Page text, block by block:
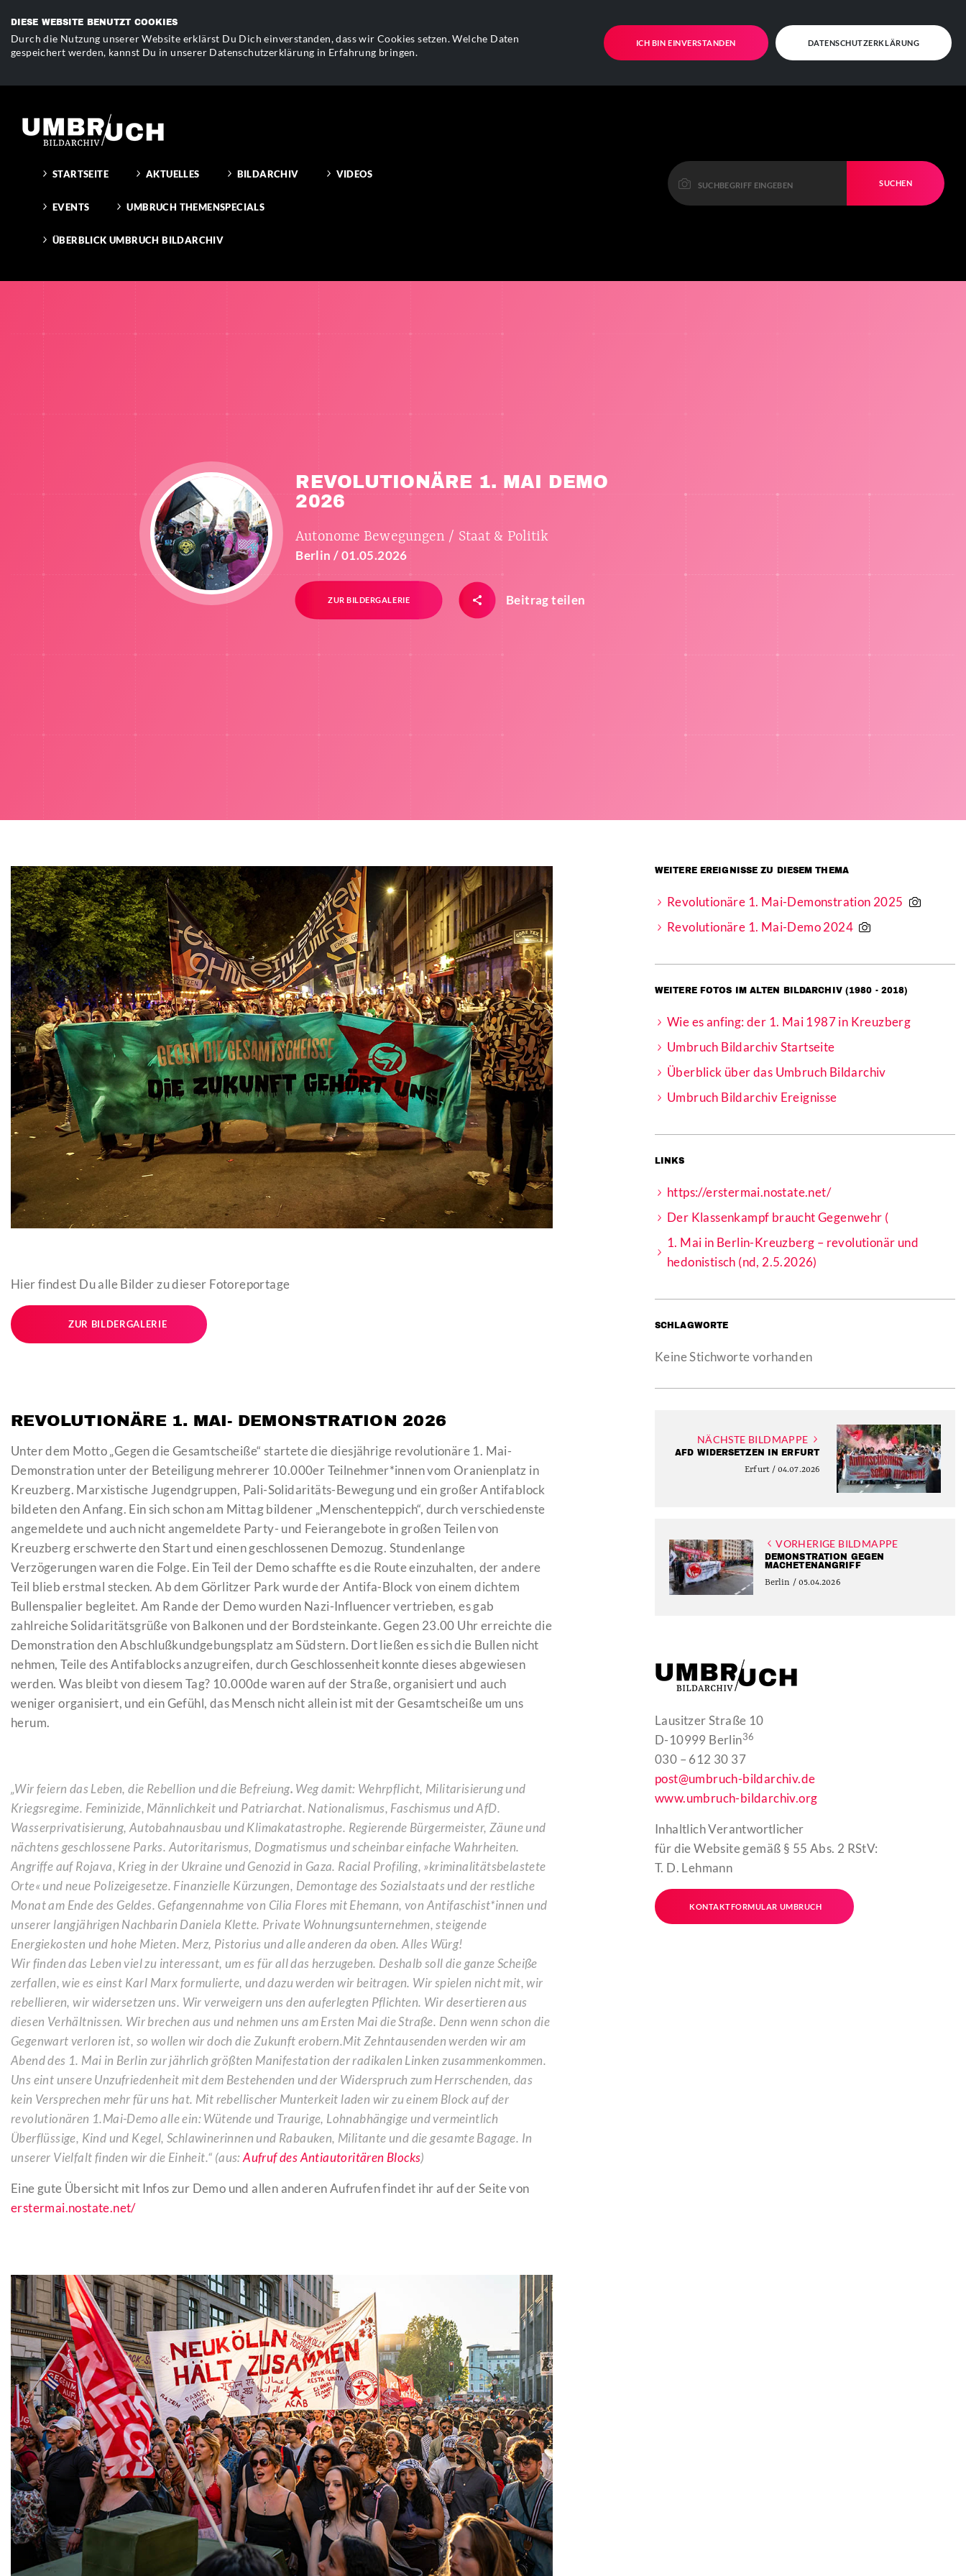
DIESE WEBSITE BENUTZT COOKIES
Durch die Nutzung unserer Website erklärst Du Dich einverstanden, dass wir Cookies setzen. Welche Daten
gespeichert werden, kannst Du in unserer Datenschutzerklärung in Erfahrung bringen.
ICH BIN EINVERSTANDEN DATENSCHUTZERKLÄRUNG
STARTSEITE AKTUELLES BILDARCHIV VIDEOS
EVENTS UMBRUCH THEMENSPECIALS
ÜBERBLICK UMBRUCH BILDARCHIV
SUCHEN
REVOLUTIONÄRE 1. MAI DEMO
2026
Autonome Bewegungen / Staat & Politik
Berlin / 01.05.2026
ZUR BILDERGALERIE Beitrag teilen
Hier findest Du alle Bilder zu dieser Fotoreportage
ZUR BILDERGALERIE
REVOLUTIONÄRE 1. MAI- DEMONSTRATION 2026
Unter dem Motto „Gegen die Gesamtscheiße“ startete die diesjährige revolutionäre 1. Mai-
Demonstration unter der Beteiligung mehrerer 10.000er Teilnehmer*innen vom Oranienplatz in
Kreuzberg. Marxistische Jugendgruppen, Pali-Solidaritäts-Bewegung und ein großer Antifablock
bildeten den Anfang. Ein sich schon am Mittag bildener „Menschenteppich“, durch verschiedenste
angemeldete und auch nicht angemeldete Party- und Feierangebote in großen Teilen von
Kreuzberg erschwerte den Start und einen geschlossenen Demozug. Stundenlange
Verzögerungen waren die Folge. Ein Teil der Demo schaffte es die Route einzuhalten, der andere
Teil blieb erstmal stecken. Ab dem Görlitzer Park wurde der Antifa-Block von einem dichtem
Bullenspalier begleitet. Am Rande der Demo wurden Nazi-Influencer vertrieben, es gab
zahlreiche Solidaritätsgrüße von Balkonen und der Bordsteinkante. Gegen 23.00 Uhr erreichte die
Demonstration den Abschlußkundgebungsplatz am Südstern. Dort ließen es sich die Bullen nicht
nehmen, Teile des Antifablocks anzugreifen, durch Geschlossenheit konnte dieses abgewiesen
werden. Was bleibt von diesem Tag? 10.000de waren auf der Straße, organisiert und auch
weniger organisiert, und ein Gefühl, das Mensch nicht allein ist mit der Gesamtscheiße um uns
herum.
„Wir feiern das Leben, die Rebellion und die Befreiung. Weg damit: Wehrpflicht, Militarisierung und
Kriegsregime. Feminizide, Männlichkeit und Patriarchat. Nationalismus, Faschismus und AfD.
Wasserprivatisierung, Autobahnausbau und Klimakatastrophe. Regierende Bürgermeister, Zäune und
nächtens geschlossene Parks. Autoritarismus, Dogmatismus und scheinbar einfache Wahrheiten.
Angriffe auf Rojava, Krieg in der Ukraine und Genozid in Gaza. Racial Profiling, »kriminalitätsbelastete
Orte« und neue Polizeigesetze. Finanzielle Kürzungen, Demontage des Sozialstaats und der restliche
Monat am Ende des Geldes. Gefangennahme von Cilia Flores mit Ehemann, von Antifaschist*innen und
unserer langjährigen Nachbarin Daniela Klette. Private Wohnungsunternehmen, steigende
Energiekosten und hohe Mieten. Merz, Pistorius und alle anderen da oben. Alles Würg!
Wir finden das Leben viel zu interessant, um es für all das herzugeben. Deshalb soll die ganze Scheiße
zerfallen, wie es einst Karl Marx formulierte, und dazu werden wir beitragen. Wir spielen nicht mit, wir
rebellieren, wir widersetzen uns. Wir verweigern uns den auferlegten Pflichten. Wir desertieren aus
diesen Verhältnissen. Wir brechen aus und nehmen uns am Ersten Mai die Straße. Denn wenn schon die
Gegenwart verloren ist, so wollen wir doch die Zukunft erobern.Mit Zehntausenden werden wir am
Abend des 1. Mai in Berlin zur jährlich größten Manifestation der radikalen Linken zusammenkommen.
Uns eint unsere Unzufriedenheit mit dem Bestehenden und der Widerspruch zum Herrschenden, das
kein Versprechen mehr für uns hat. Mit rebellischer Munterkeit laden wir zu einem Block auf der
revolutionären 1.Mai-Demo alle ein: Wütende und Traurige, Lohnabhängige und vermeintlich
Überflüssige, Kind und Kegel, Schlawinerinnen und Rabauken, Militante und die gesamte Bagage. In
unserer Vielfalt finden wir die Einheit.“ (aus:Aufruf des Antiautoritären Blocks)
Eine gute Übersicht mit Infos zur Demo und allen anderen Aufrufen findet ihr auf der Seite von
erstermai.nostate.net/
WEITERE EREIGNISSE ZU DIESEM THEMA
Revolutionäre 1. Mai-Demonstration 2025
Revolutionäre 1. Mai-Demo 2024
WEITERE FOTOS IM ALTEN BILDARCHIV (1980 - 2018)
Wie es anfing: der 1. Mai 1987 in Kreuzberg
Umbruch Bildarchiv Startseite
Überblick über das Umbruch Bildarchiv
Umbruch Bildarchiv Ereignisse
LINKS
https://erstermai.nostate.net/
Der Klassenkampf braucht Gegenwehr (
1. Mai in Berlin-Kreuzberg – revolutionär und
hedonistisch (nd, 2.5.2026)
SCHLAGWORTE
Keine Stichworte vorhanden
NÄCHSTE BILDMAPPE
AFD WIDERSETZEN IN ERFURT
Erfurt / 04.07.2026
VORHERIGE BILDMAPPE
DEMONSTRATION GEGEN
MACHETENANGRIFF
Berlin / 05.04.2026
Lausitzer Straße 10
D-10999 Berlin36
030 – 612 30 37
post@umbruch-bildarchiv.de
www.umbruch-bildarchiv.org
Inhaltlich Verantwortlicher
für die Website gemäß § 55 Abs. 2 RStV:
T. D. Lehmann
KONTAKTFORMULAR UMBRUCH